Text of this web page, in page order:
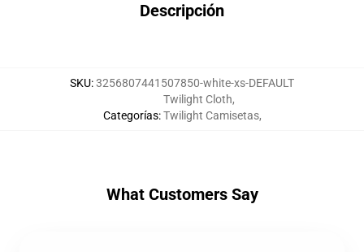
Descripción
SKU:3256807441507850-white-xs-DEFAULT
Categorías:
Twilight Cloth,
Twilight Camisetas,
What Customers Say